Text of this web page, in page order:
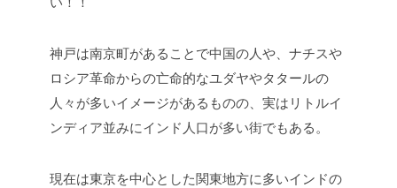
神戸は南京町があることで中国の人や、ナチスや
ロシア革命からの亡命的なユダヤやタタールの
人々が多いイメージがあるものの、実はリトルイ
ンディア並みにインド人口が多い街でもある。
現在は東京を中心とした関東地方に多いインドの